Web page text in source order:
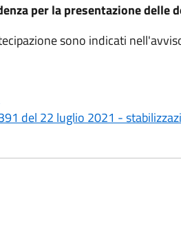
per la presentazione delle
sono indicati
del 22 luglio 2021 -